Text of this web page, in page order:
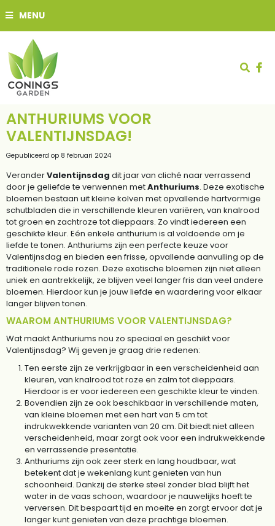
n
MENU
ANTHURIUMS VOOR
VALENTIJNSDAG!
Gepubliceerd op 8 februari 2024
VeranderValentijnsdag dit jaar van cliché naar verrassend
door je geliefde te verwennen metAnthuriums. Deze exotische
bloemen bestaan uit kleine kolven met opvallende hartvormige
schutbladen die in verschillende kleuren variëren, van knalrood
tot groen en zachtroze tot dieppaars. Zo vindt iedereen een
geschikte kleur. Eén enkele anthurium is al voldoende om je
liefde te tonen. Anthuriums zijn een perfecte keuze voor
Valentijnsdag en bieden een frisse, opvallende aanvulling op de
traditionele rode rozen. Deze exotische bloemen zijn niet alleen
uniek en aantrekkelijk, ze blijven veel langer fris dan veel andere
bloemen. Hierdoor kun je jouw liefde en waardering voor elkaar
langer blijven tonen.
WAAROM ANTHURIUMS VOOR VALENTIJNSDAG?
Wat maakt Anthuriums nou zo speciaal en geschikt voor
Valentijnsdag? Wij geven je graag drie redenen:
Ten eerste zijn ze verkrijgbaar in een verscheidenheid aan
kleuren, van knalrood tot roze en zalm tot dieppaars.
Hierdoor is er voor iedereen een geschikte kleur te vinden.
Bovendien zijn ze ook beschikbaar in verschillende maten,
van kleine bloemen met een hart van 5 cm tot
indrukwekkende varianten van 20 cm. Dit biedt niet alleen
verscheidenheid, maar zorgt ook voor een indrukwekkende
en verrassende presentatie.
Anthuriums zijn ook zeer sterk en lang houdbaar, wat
betekent dat je wekenlang kunt genieten van hun
schoonheid. Dankzij de sterke steel zonder blad blijft het
water in de vaas schoon, waardoor je nauwelijks hoeft te
verversen. Dit bespaart tijd en moeite en zorgt ervoor dat je
langer kunt genieten van deze prachtige bloemen.